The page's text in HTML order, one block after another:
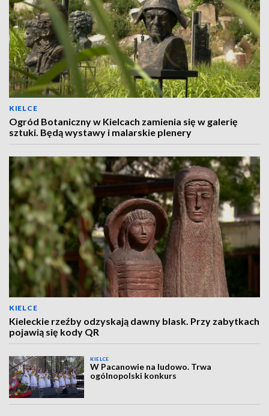
KIELCE
Ogród Botaniczny w Kielcach zamienia się w galerię
sztuki. Będą wystawy i malarskie plenery
KIELCE
Kieleckie rzeźby odzyskają dawny blask. Przy zabytkach
pojawią się kody QR
KIELCE
W Pacanowie na ludowo. Trwa
ogólnopolski konkurs